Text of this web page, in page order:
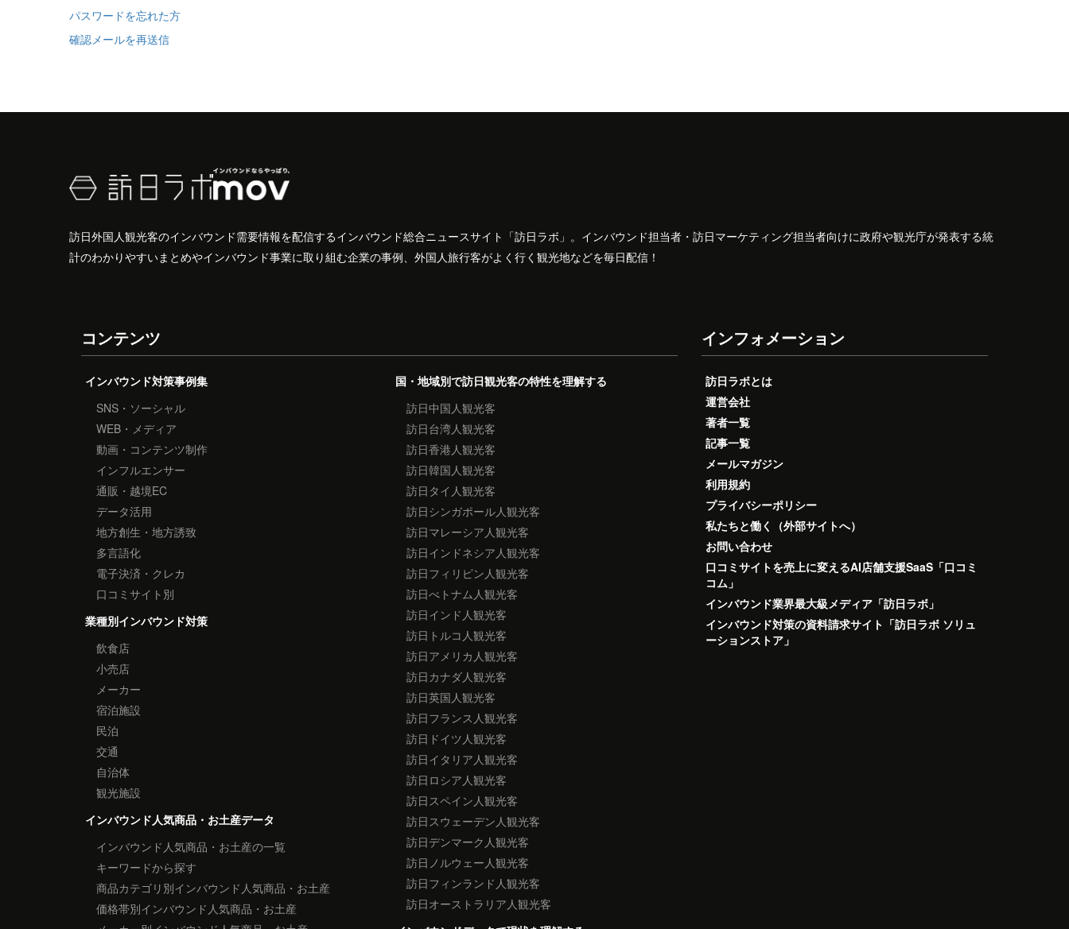
パスワードを忘れた方
確認メールを再送信
訪日外国人観光客のインバウンド需要情報を配信するインバウンド総合ニュースサイト「訪日ラボ」。インバウンド担当者・訪日マーケティング担当者向けに政府や観光庁が発表する統
計のわかりやすいまとめやインバウンド事業に取り組む企業の事例、外国人旅行客がよく行く観光地などを毎日配信！
コンテンツ
インバウンド対策事例集
SNS・ソーシャル
WEB・メディア
動画・コンテンツ制作
インフルエンサー
通販・越境EC
データ活用
地方創生・地方誘致
多言語化
電子決済・クレカ
口コミサイト別
業種別インバウンド対策
飲食店
小売店
メーカー
宿泊施設
民泊
交通
自治体
観光施設
インバウンド人気商品・お土産データ
インバウンド人気商品・お土産の一覧
キーワードから探す
商品カテゴリ別インバウンド人気商品・お土産
価格帯別インバウンド人気商品・お土産
国・地域別で訪日観光客の特性を理解する
訪日中国人観光客
訪日台湾人観光客
訪日香港人観光客
訪日韓国人観光客
訪日タイ人観光客
訪日シンガポール人観光客
訪日マレーシア人観光客
訪日インドネシア人観光客
訪日フィリピン人観光客
訪日べトナム人観光客
訪日インド人観光客
訪日トルコ人観光客
訪日アメリカ人観光客
訪日カナダ人観光客
訪日英国人観光客
訪日フランス人観光客
訪日ドイツ人観光客
訪日イタリア人観光客
訪日ロシア人観光客
訪日スペイン人観光客
訪日スウェーデン人観光客
訪日デンマーク人観光客
訪日ノルウェー人観光客
訪日フィンランド人観光客
訪日オーストラリア人観光客
インフォメーション
訪日ラボとは
運営会社
著者一覧
記事一覧
メールマガジン
利用規約
プライバシーポリシー
私たちと働く（外部サイトへ）
お問い合わせ
口コミサイトを売上に変えるAI店舗支援SaaS「口コミ
コム」
インバウンド業界最大級メディア「訪日ラボ」
インバウンド対策の資料請求サイト「訪日ラボ ソリュ
ーションストア」